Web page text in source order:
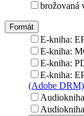
brožovaná
Formát
E-kniha:
E-kniha:
E-kniha:
E-kniha:
(Adobe DRM)